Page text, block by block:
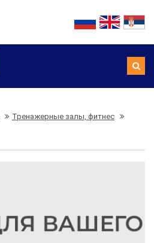
Тренажерные залы, фитнес